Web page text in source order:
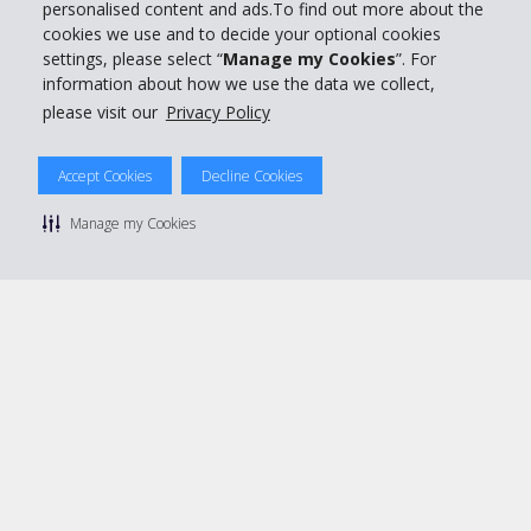
personalised content and ads.To find out more about the
cookies we use and to decide your optional cookies
settings, please select “Manage my Cookies”. For
information about how we use the data we collect,
please visit our Privacy Policy
Accept Cookies Decline Cookies
Manage my Cookies
Prenota con Hertz
© 2026 The Hertz System, Inc.
Privacy Policy | Condizioni di Utilizzo |
Manage cookie preferences